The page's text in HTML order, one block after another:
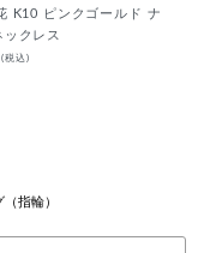
K10 ピンクゴールド ナ
クレス
(税込)
指輪）